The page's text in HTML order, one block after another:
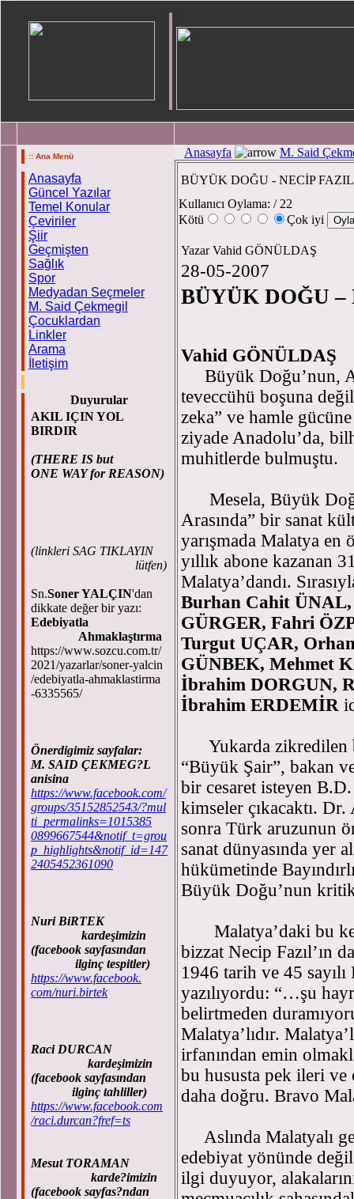
:: Ana Menü
Anasayfa
Güncel Yazılar
Temel Konular
Çeviriler
Şiir
Geçmişten
Sağlık
Spor
Medyadan Seçmeler
M. Said Çekmegil
Çocuklardan
Linkler
Arama
İletişim
Duyurular
AKIL IÇIN YOL
BIRDIR
(THERE IS but
ONE WAY for REASON)
(linkleri SAG TIKLAYIN
lütfen)
Sn.Soner YALÇIN'dan
dikkate değer bir yazı:
Edebiyatla
Ahmaklaştırma
https://www.sozcu.com.tr/
2021/yazarlar/soner-yalcin
/edebiyatla-ahmaklastirma
-6335565/
Önerdigimiz sayfalar:
M. SAID ÇEKMEG?L
anisina
https://www.facebook.com/
groups/35152852543/?mul
ti_permalinks=1015385
0899667544&notif_t=grou
p_highlights&notif_id=147
2405452361090
Nuri BiRTEK
kardeşimizin
(facebook sayfasından
ilginç tespitler)
https://www.facebook.
com/nuri.birtek
Raci DURCAN
kardeşimizin
(facebook sayfasından
ilginç tahliller)
https://www.facebook.com
/raci.durcan?fref=ts
Mesut TORAMAN
karde?imizin
(facebook sayfas?ndan
Anasayfa M. Said
BÜYÜK DOĞU - NECİP
Kullanıcı Oylama: / 22
Kötü
Çok iyi
Yazar Vahid GÖNÜLDAŞ
28-05-2007
BÜYÜK DOĞU
Vahid GÖNÜLDAŞ
Büyük Doğu’nun,
teveccühü boşuna
zeka” ve hamle
ziyade Anadolu’da,
muhitlerde bulmuştu.
Mesela, Büyük
Arasında” bir sanat
yarışmada Malatya
yıllık abone kazanan
Malatya’dandı.
Burhan Cahit ÜNAL,
GÜRGER, Fahri
Turgut UÇAR,
GÜNBEK, Mehmet
İbrahim DORGUN,
İbrahim ERDEMİR
Yukarda zikredilen
“Büyük Şair”, bakan
bir cesaret isteyen
kimseler çıkacaktı.
sonra Türk aruzunun
sanat dünyasında yer
hükümetinde
Büyük Doğu’nun
Malatya’daki bu
bizzat Necip Fazıl’ın
1946 tarih ve 45
yazılıyordu: “…şu
belirtmeden
Malatya’lıdır.
irfanından emin
bu hususta pek ileri
daha doğru. Bravo
Aslında Malatyalı
edebiyat yönünde
ilgi duyuyor,